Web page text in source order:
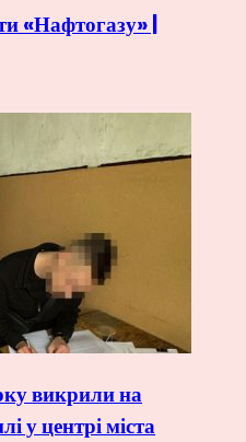
«Нафтогазу» |
викрили на
у центрі міста